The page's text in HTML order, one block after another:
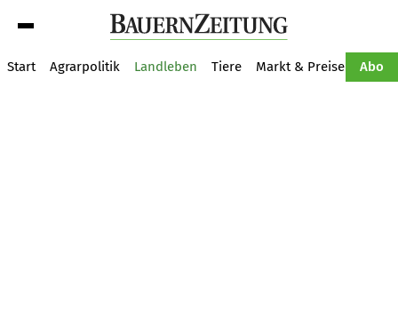
Start Agrarpolitik Landleben Tiere Markt & Preise Abo